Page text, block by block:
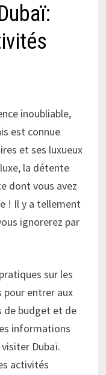
inoubliable,
est connue
et ses luxueux
la détente
dont vous avez
! Il y a tellement
ignorerez par
sur les
pour entrer aux
de budget et de
informations
Dubaï.
activités